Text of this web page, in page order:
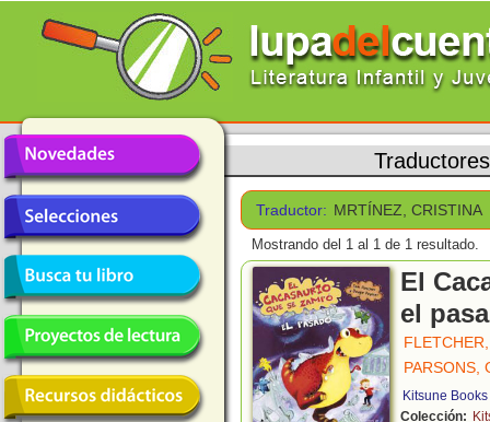
Traductores
Traductor: MRTÍNEZ, CRISTINA
Mostrando del 1 al 1 de 1 resultado.
El
el
PARSONS,
Kitsune Books
Colección: